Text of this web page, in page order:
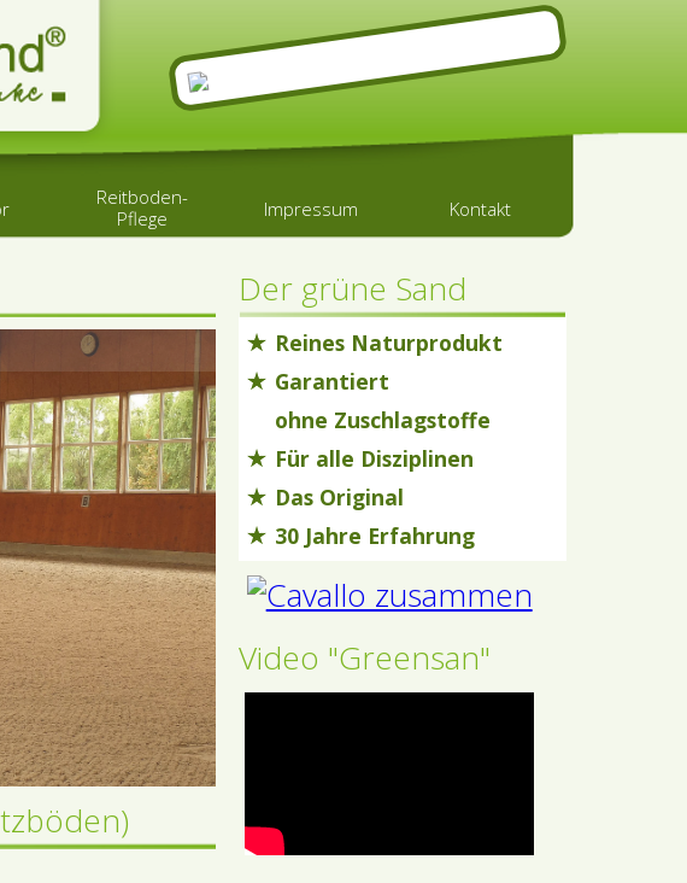
Reitboden-
Pflege
Impressum Kontakt
Der grüne Sand
Reines Naturprodukt
Garantiert
ohne Zuschlagstoffe
Für alle Disziplinen
Das Original
30 Jahre Erfahrung
Video "Greensan"